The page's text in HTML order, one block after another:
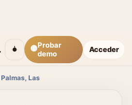
🟡Probar
demo
Acceder
Las